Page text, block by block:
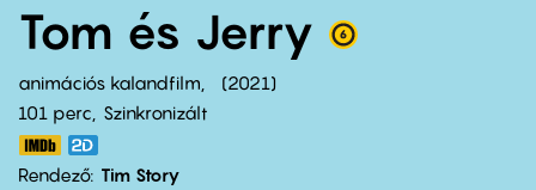
Tom és Jerry
animációs kalandfilm
2021
101 perc,
Szinkronizált
Rendező Tim Story